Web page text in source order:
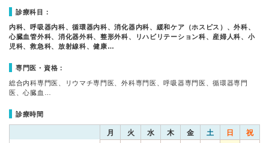
診療科目：
内科、呼吸器内科、循環器内科、消化器内科、緩和ケア（ホスピス）、外科、
心臓血管外科、消化器外科、整形外科、リハビリテーション科、産婦人科、小
児科、救急科、放射線科、健康…
専門医・資格：
総合内科専門医、リウマチ専門医、外科専門医、呼吸器専門医、循環器専門
医、心臓血…
診療時間
月 火 水 木 金 土 日 祝